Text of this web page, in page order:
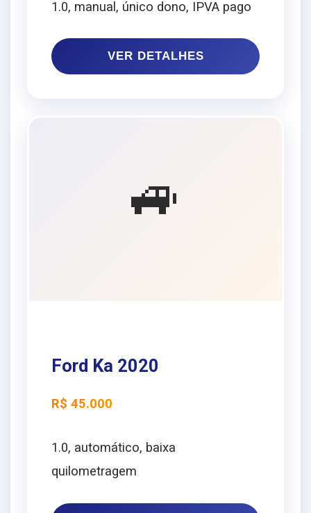
1.0, manual, único dono, IPVA pago
VER DETALHES
🚙
Ford Ka 2020
R$ 45.000
1.0, automático, baixa
quilometragem